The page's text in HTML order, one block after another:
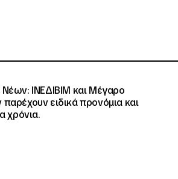
ΙΝΕΔΙΒΙΜ και Μέγαρο
ειδικά προνόμια και
χρόνια.